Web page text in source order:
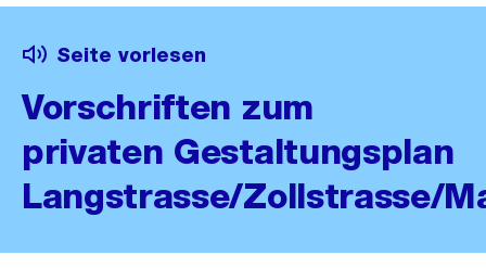
Seite vorlesen
Vorschriften zum
privaten Gestaltungsplan
Langstrasse/Zollstrasse/